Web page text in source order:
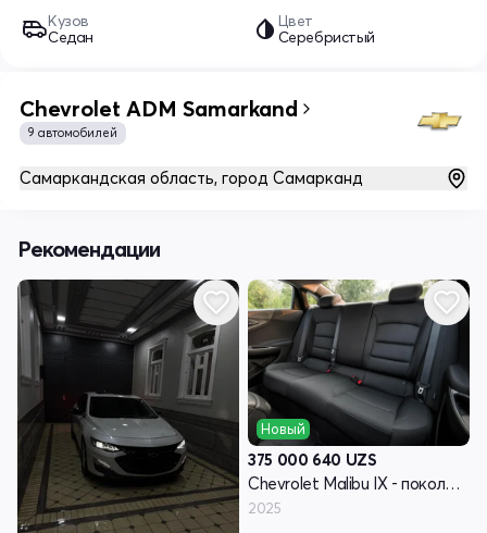
Кузов
Седан
Цвет
Серебристый
Chevrolet ADM Samarkand
9 автомобилей
Самаркандская область, город Самарканд
Рекомендации
Новый
375 000 640 UZS
Chevrolet Malibu IX - поколение рестайлинг
2025